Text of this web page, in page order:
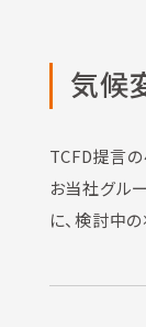
気候
TCFD提言の
お当社グル
に、検討中